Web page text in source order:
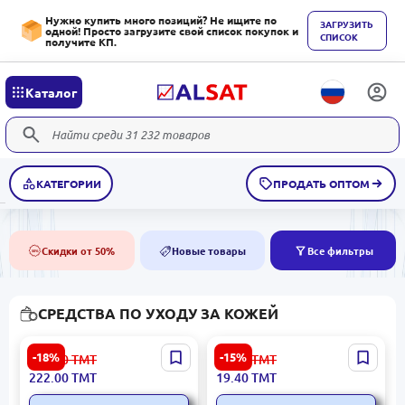
Нужно купить много позиций? Не ищите по
одной! Просто загрузите свой список покупок и
получите КП.
ЗАГРУЗИТЬ
СПИСОК
Каталог
КАТЕГОРИИ ПРОДАТЬ ОПТОМ
50% Скидки от 50% NEW Новые товары Все фильтры
СРЕДСТВА ПО УХОДУ ЗА КОЖЕЙ
-18%
CARICH CGA135 |
Очищающие салфетки
для кожи Нетканые
274.00ТМТ
222.00ТМТ
-15%
Belle Jardin | Детский
крем универсальный с
ромашкой
23.00 ТМТ
19.40ТМТ